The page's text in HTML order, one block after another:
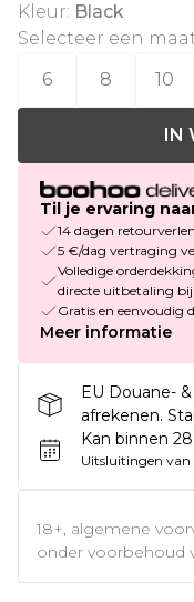
Kleur: Black
Selecteer een
6
8 10
IN
Til je ervaring
14 dagen
5 €/dag vertraging
Volledige
directe uitbetaling
Gratis en eenvoudig
Meer informatie
EU Douane-
afrekenen.
Kan binnen
Uitsluitingen van
18+, algemene
onder voorbehoud